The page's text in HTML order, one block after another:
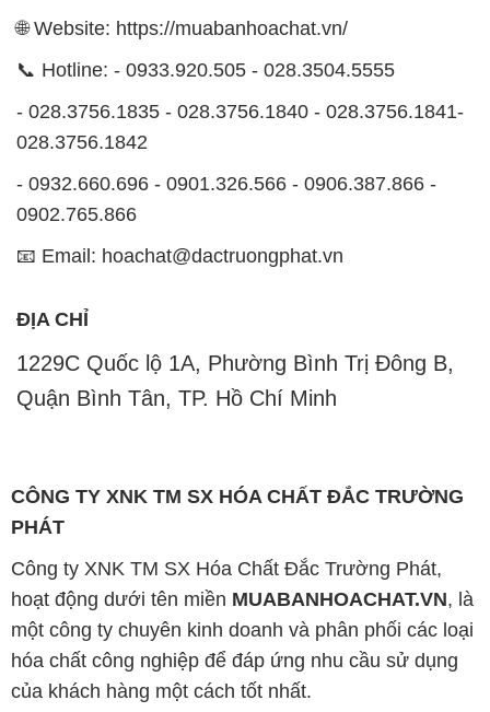
🌐 Website: https://muabanhoachat.vn/
📞 Hotline: - 0933.920.505 - 028.3504.5555
- 028.3756.1835 - 028.3756.1840 - 028.3756.1841-
028.3756.1842
- 0932.660.696 - 0901.326.566 - 0906.387.866 -
0902.765.866
📧 Email: hoachat@dactruongphat.vn
ĐỊA CHỈ
1229C Quốc lộ 1A, Phường Bình Trị Đông B,
Quận Bình Tân, TP. Hồ Chí Minh
CÔNG TY XNK TM SX HÓA CHẤT ĐẮC TRƯỜNG
PHÁT
Công ty XNK TM SX Hóa Chất Đắc Trường Phát,
hoạt động dưới tên miền MUABANHOACHAT.VN, là
một công ty chuyên kinh doanh và phân phối các loại
hóa chất công nghiệp để đáp ứng nhu cầu sử dụng
của khách hàng một cách tốt nhất.